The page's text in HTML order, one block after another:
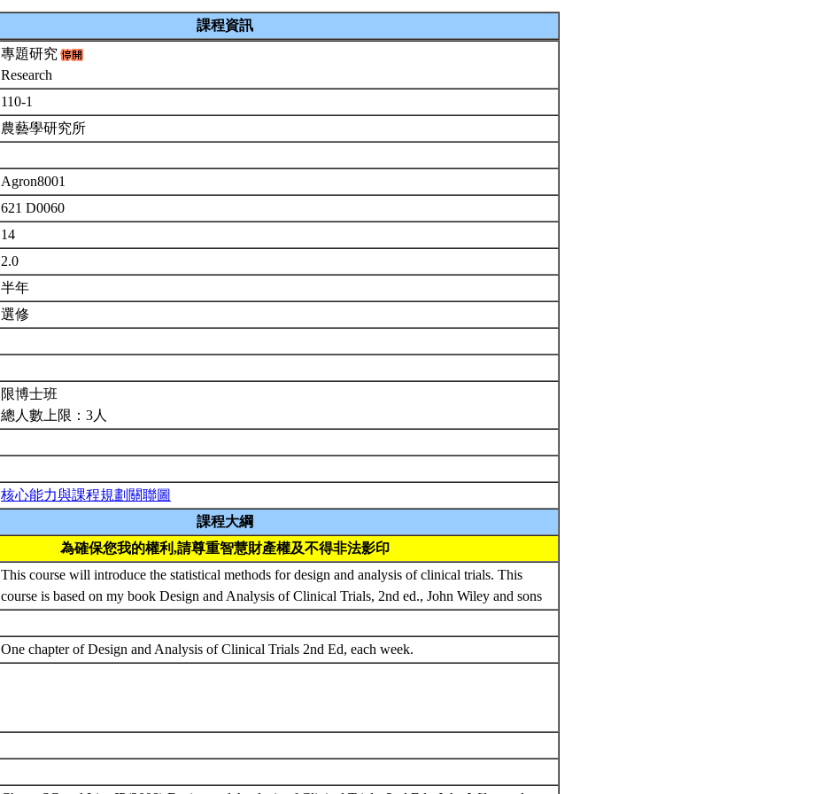
課程資訊
專題研究
Research
110-1
農藝學研究所
Agron8001
621 D0060
14
2.0
半年
選修
限博士班
總人數上限：3人
核心能力與課程規劃關聯圖
課程大綱
為確保您我的權利,請尊重智慧財產權及不得非法影印
This course will introduce the statistical methods for design and analysis of clinical trials. This
course is based on my book Design and Analysis of Clinical Trials, 2nd ed., John Wiley and sons
One chapter of Design and Analysis of Clinical Trials 2nd Ed, each week.